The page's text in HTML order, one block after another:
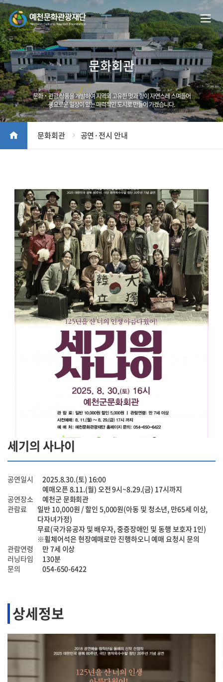
문화회관
문화‧관광 상품을 개발하여 지역의 고유한 멋과 향이 자연스레 스며들어
풍요로운 일상이 있는 매력적인 도시로 만들어 가겠습니다.
문화회관 공연·전시 안내
세기의 사나이
공연일시
2025.8.30.(토) 16:00
예매오픈 8.11.(월) 오전 9시~8.29.(금) 17시까지
공연장소
예천군 문화회관
관람료
일반 10,000원 / 할인 5,000원(아동 및 청소년, 만65세 이상,
다자녀가정)
무료(국가유공자 및 배우자, 중증장애인 및 동행 보호자 1인)
※휠체어석은 현장예매로만 진행하오니 예매 요청시 문의
관람연령
만 7세 이상
러닝타임
130분
문의
054-650-6422
상세정보